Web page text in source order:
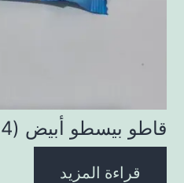
قاطو بيسطو أبيض (4حبات)
قراءة المزيد